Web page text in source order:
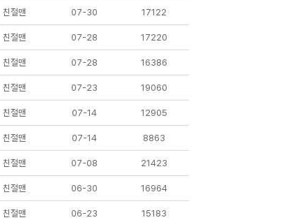
친절맨 07-30 17122
친절맨 07-28 17220
친절맨 07-28 16386
친절맨 07-23 19060
친절맨 07-14 12905
친절맨 07-14 8863
친절맨 07-08 21423
친절맨 06-30 16964
친절맨 06-23 15183